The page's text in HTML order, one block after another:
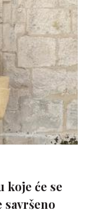
koje će se